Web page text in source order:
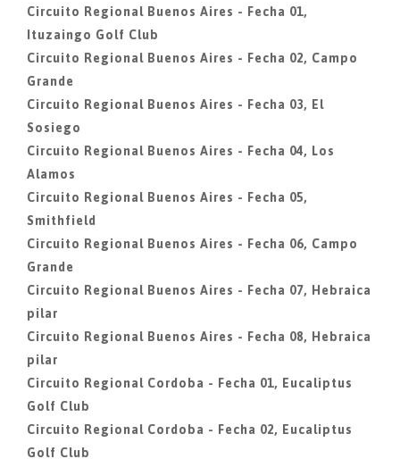
Circuito Regional Buenos Aires - Fecha 01,
Ituzaingo Golf Club
Circuito Regional Buenos Aires - Fecha 02, Campo
Grande
Circuito Regional Buenos Aires - Fecha 03, El
Sosiego
Circuito Regional Buenos Aires - Fecha 04, Los
Alamos
Circuito Regional Buenos Aires - Fecha 05,
Smithfield
Circuito Regional Buenos Aires - Fecha 06, Campo
Grande
Circuito Regional Buenos Aires - Fecha 07, Hebraica
pilar
Circuito Regional Buenos Aires - Fecha 08, Hebraica
pilar
Circuito Regional Cordoba - Fecha 01, Eucaliptus
Golf Club
Circuito Regional Cordoba - Fecha 02, Eucaliptus
Golf Club